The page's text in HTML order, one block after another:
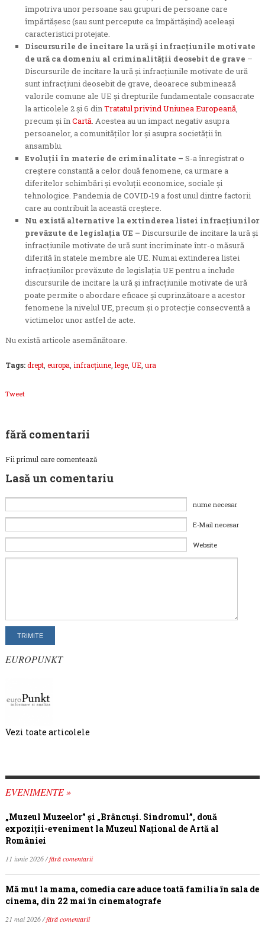
împotriva unor persoane sau grupuri de persoane care
împărtășesc (sau sunt percepute ca împărtășind) aceleași
caracteristici protejate.
Discursurile de incitare la ură și infracțiunile motivate
de ură ca domeniu al criminalității deosebit de grave –
Discursurile de incitare la ură și infracțiunile motivate de ură
sunt infracțiuni deosebit de grave, deoarece subminează
valorile comune ale UE și drepturile fundamentale consacrate
la articolele 2 și 6 dinTratatul privind Uniunea Europeană,
precum și înCartă. Acestea au un impact negativ asupra
persoanelor, a comunităților lor și asupra societății în
ansamblu.
Evoluții în materie de criminalitate – S-a înregistrat o
creștere constantă a celor două fenomene, ca urmare a
diferitelor schimbări și evoluții economice, sociale și
tehnologice. Pandemia de COVID-19 a fost unul dintre factorii
care au contribuit la această creștere.
Nu există alternative la extinderea listei infracțiunilor
prevăzute de legislația UE – Discursurile de incitare la ură și
infracțiunile motivate de ură sunt incriminate într-o măsură
diferită în statele membre ale UE. Numai extinderea listei
infracțiunilor prevăzute de legislația UE pentru a include
discursurile de incitare la ură și infracțiunile motivate de ură
poate permite o abordare eficace și cuprinzătoare a acestor
fenomene la nivelul UE, precum și o protecție consecventă a
victimelor unor astfel de acte.
Nu există articole asemănătoare.
Tags:drept, europa infracţiune,lege, UE, ura
Tweet
fără comentarii
Fii primul care comentează
Lasă un comentariu
nume necesar
E-Mail necesar
Website
EUROPUNKT
Vezi toate articolele
EVENIMENTE »
„Muzeul Muzeelor” și „Brâncuși. Sindromul”, două
expoziții-eveniment la Muzeul Național de Artă al
României
11 iunie 2026 /fără comentarii
Mă mut la mama, comedia care aduce toată familia în sala de
cinema, din 22 mai în cinematografe
21 mai 2026 /fără comentarii